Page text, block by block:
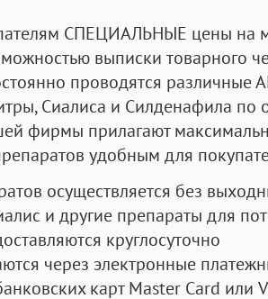
СПЕЦИАЛЬНЫЕ цены на
выписки товарного
проводятся
Сиалиса и Силденафила по
фирмы прилагают
удобным для
осуществляется без
и другие препараты для
круглосуточно
через электронные
карт Master Card или